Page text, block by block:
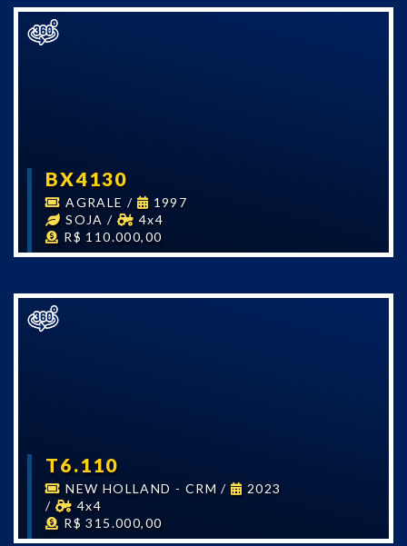
BX4130
AGRALE /
1997
SOJA /
4x4
R$ 110.000,00
T6.110
NEW HOLLAND - CRM /
2023
/
4x4
R$ 315.000,00